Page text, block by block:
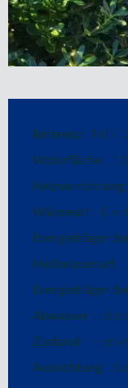
Referenz ME-
Wohnfläche
Heizvorrichtung
Wärmeart
Energieträger
Heißwasserart
Energieträger
Abwasser
Zustand
Ausrichtung